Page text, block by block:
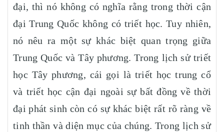
đại, thì nó không có nghĩa rằng trong thời cận
đại Trung Quốc không có triết học. Tuy nhiên,
nó nêu ra một sự khác biệt quan trọng giữa
Trung Quốc và Tây phương. Trong lịch sử triết
học Tây phương, cái gọi là triết học trung cổ
và triết học cận đại ngoài sự bất đồng về thời
đại phát sinh còn có sự khác biệt rất rõ ràng về
tinh thần và diện mục của chúng. Trong lịch sử